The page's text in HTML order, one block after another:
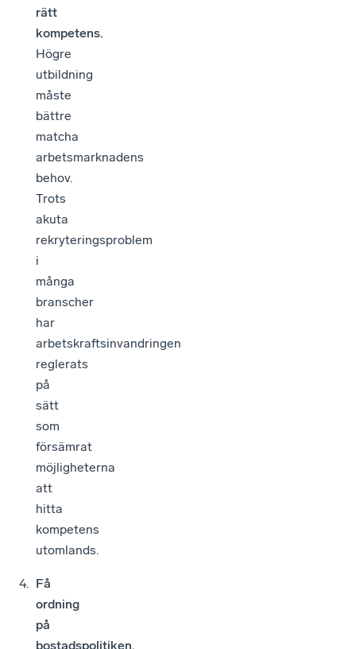
rätt
kompetens.
Högre
utbildning
måste
bättre
matcha
arbetsmarknadens
behov.
Trots
akuta
rekryteringsproblem
i
många
branscher
har
arbetskraftsinvandringen
reglerats
på
sätt
som
försämrat
möjligheterna
att
hitta
kompetens
utomlands.
Få
ordning
på
bostadspolitiken.